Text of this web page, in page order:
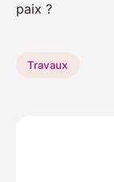
paix ?
Travaux